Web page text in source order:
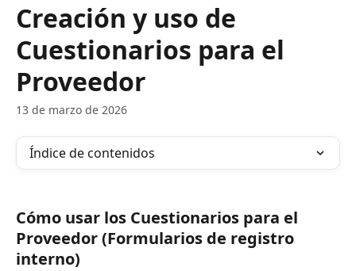
Creación y uso de
Cuestionarios para el
Proveedor
13 de marzo de 2026
Índice de contenidos
Cómo usar los Cuestionarios para el
Proveedor (Formularios de registro
interno)